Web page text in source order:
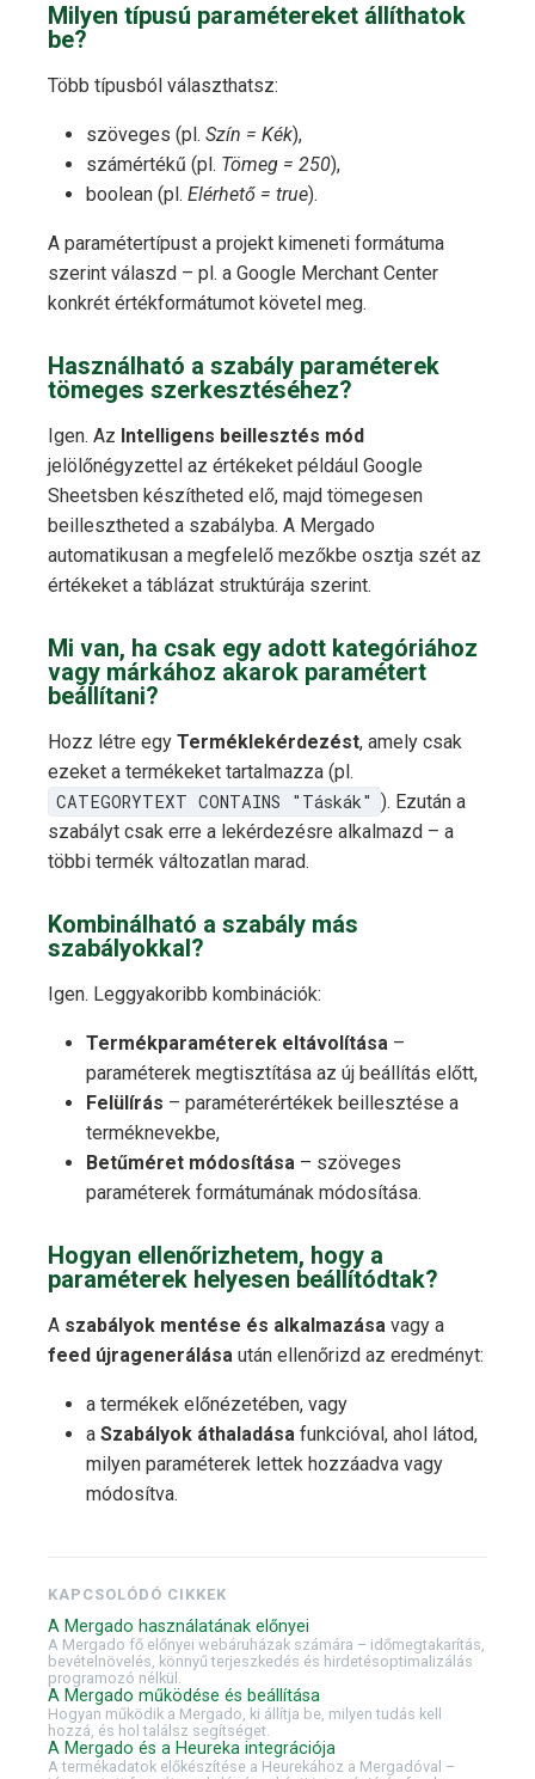
Milyen típusú paramétereket állíthatok
be?
Több típusból választhatsz:
szöveges (pl. Szín = Kék),
számértékű (pl. Tömeg = 250),
boolean (pl. Elérhető = true).
A paramétertípust a projekt kimeneti formátuma
szerint válaszd – pl. a Google Merchant Center
konkrét értékformátumot követel meg.
Használható a szabály paraméterek
tömeges szerkesztéséhez?
Igen. Az Intelligens beillesztés mód
jelölőnégyzettel az értékeket például Google
Sheetsben készítheted elő, majd tömegesen
beillesztheted a szabályba. A Mergado
automatikusan a megfelelő mezőkbe osztja szét az
értékeket a táblázat struktúrája szerint.
Mi van, ha csak egy adott kategóriához
vagy márkához akarok paramétert
beállítani?
Hozz létre egy Terméklekérdezést, amely csak
ezeket a termékeket tartalmazza (pl.
CATEGORYTEXT CONTAINS "Táskák" ). Ezután a
szabályt csak erre a lekérdezésre alkalmazd – a
többi termék változatlan marad.
Kombinálható a szabály más
szabályokkal?
Igen. Leggyakoribb kombinációk:
Termékparaméterek eltávolítása –
paraméterek megtisztítása az új beállítás előtt,
Felülírás – paraméterértékek beillesztése a
terméknevekbe,
Betűméret módosítása – szöveges
paraméterek formátumának módosítása.
Hogyan ellenőrizhetem, hogy a
paraméterek helyesen beállítódtak?
A szabályok mentése és alkalmazása vagy a
feed újragenerálása után ellenőrizd az eredményt:
a termékek előnézetében, vagy
a Szabályok áthaladása funkcióval, ahol látod,
milyen paraméterek lettek hozzáadva vagy
módosítva.
KAPCSOLÓDÓ CIKKEK
A Mergado használatának előnyei
A Mergado fő előnyei webáruházak számára – időmegtakarítás,
bevételnövelés, könnyű terjeszkedés és hirdetésoptimalizálás
programozó nélkül.
A Mergado működése és beállítása
Hogyan működik a Mergado, ki állítja be, milyen tudás kell
hozzá, és hol találsz segítséget.
A Mergado és a Heureka integrációja
A termékadatok előkészítése a Heurekához a Mergadóval –